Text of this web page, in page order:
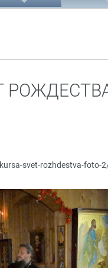
svet-rozhdestva-foto-